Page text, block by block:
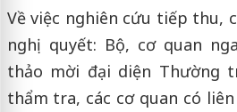
Về việc nghiên cứu tiếp thu,
nghị quyết: Bộ, cơ quan
thảo mời đại diện Thường
thẩm tra, các cơ quan có